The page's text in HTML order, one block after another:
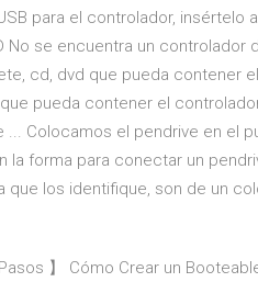
para el controlador, insértelo
No se encuentra un controlador
cd, dvd que pueda contener
pueda contener el
... Colocamos el pendrive en el
la forma para conectar un
que los identifique, son de un
】 Cómo Crear un